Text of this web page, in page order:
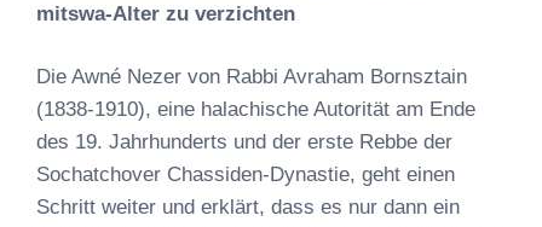
mitswa-Alter zu verzichten
Die Awné Nezer von Rabbi Avraham Bornsztain
(1838-1910), eine halachische Autorität am Ende
des 19. Jahrhunderts und der erste Rebbe der
Sochatchover Chassiden-Dynastie, geht einen
Schritt weiter und erklärt, dass es nur dann ein